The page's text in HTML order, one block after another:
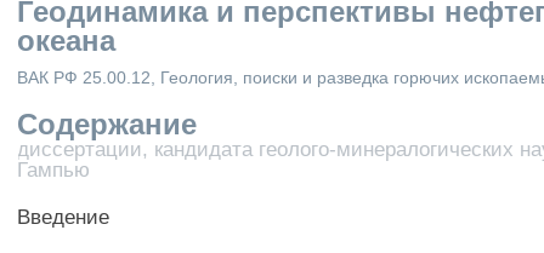
Геодинамика и перспективы
океана
ВАК РФ 25.00.12, Геология, поиски и разведка горючих
Содержание
диссертации, кандидата геолого-минералогических
Гампью
Введение